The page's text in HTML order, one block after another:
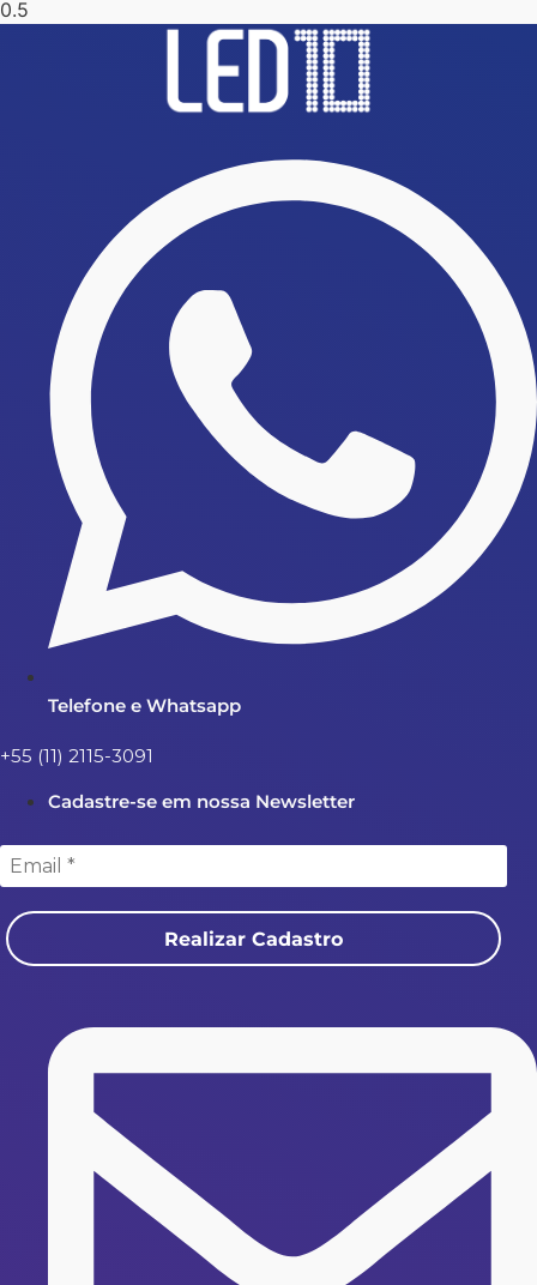
Telefone e Whatsapp
+55 (11) 2115-3091
Cadastre-se em nossa Newsletter
Realizar Cadastro